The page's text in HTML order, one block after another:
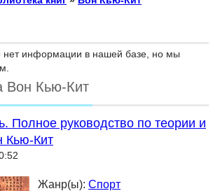
нет информации в нашей базе, но мы
Вон Кью-Кит
Полное руководство по теории и
Кью-Кит
Жанр(ы): Спорт